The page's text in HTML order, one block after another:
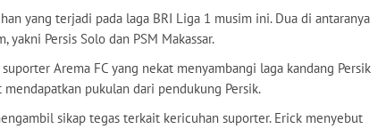
yang terjadi pada laga BRI Liga 1 musim ini. Dua di antaranya
Persis Solo dan PSM Makassar.
Arema FC yang nekat menyambangi laga kandang Persik
pukulan dari pendukung Persik.
sikap tegas terkait kericuhan suporter. Erick menyebut